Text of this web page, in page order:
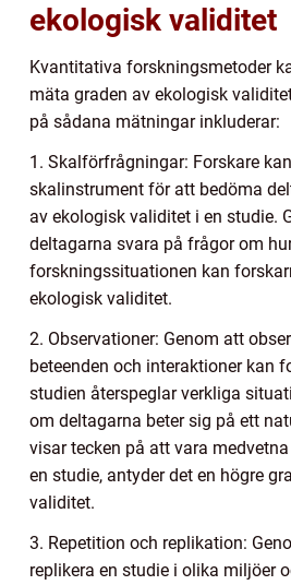
ekologisk validitet
Kvantitativa forskningsmetoder
mäta graden av ekologisk
på sådana mätningar inkluderar:
1. Skalförfrågningar: Forskare
skalinstrument för att bedöma
av ekologisk validitet i en studie.
deltagarna svara på frågor om
forskningssituationen kan
ekologisk validitet.
2. Observationer: Genom att
beteenden och interaktioner kan
studien återspeglar verkliga
om deltagarna beter sig på ett
visar tecken på att vara
en studie, antyder det en högre
validitet.
3. Repetition och replikation:
replikera en studie i olika miljöer